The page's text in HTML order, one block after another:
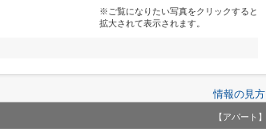
※ご覧になりたい写真をクリックすると
拡大されて表示されます。
情報の見方
【アパート】